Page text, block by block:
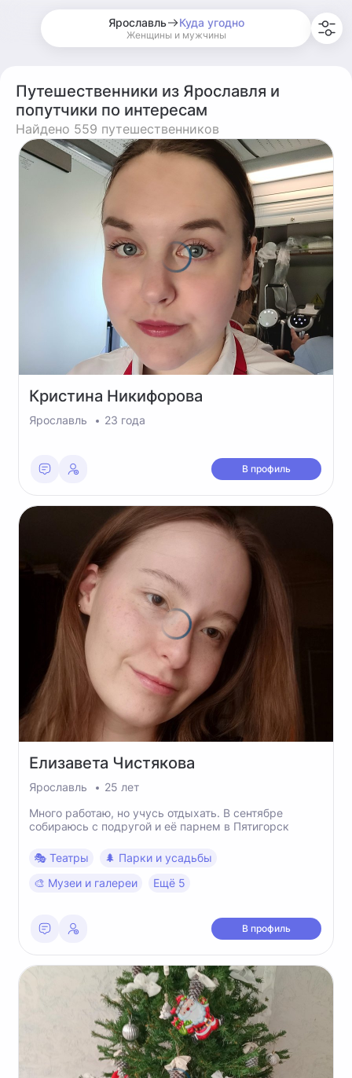
Ярославль Куда угодно
Женщины и мужчины
Путешественники из Ярославля и
попутчики по интересам
Найдено 559 путешественников
Кристина Никифорова
Ярославль 23 года
В профиль
Елизавета Чистякова
Ярославль
25 лет
Много работаю, но учусь отдыхать. В сентябре
собираюсь с подругой и её парнем в Пятигорск
🎭 Театры
🌲 Парки и усадьбы
🎨 Музеи и галереи
Ещё 5
В профиль